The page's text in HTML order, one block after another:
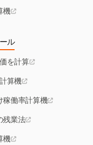
機
ル
を計算
算機
稼働率計算機
残業法
機